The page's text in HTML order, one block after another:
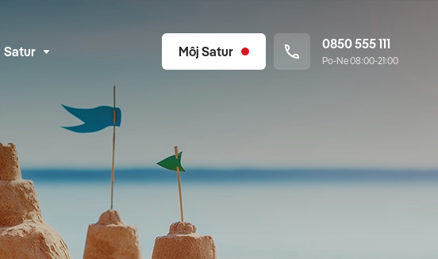
Satur Môj Satur 0850 555 111
Po-Ne 08:00-21:00